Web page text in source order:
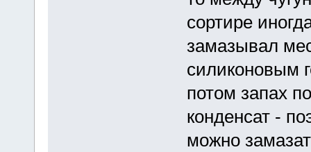
сортире
замазывал
силиконовым
потом запах
конденсат -
можно